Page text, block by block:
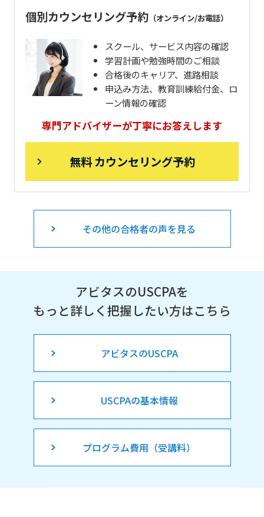
個別カウンセリング予約（オンライン/お電話）
スクール、サービス内容の確認
学習計画や勉強時間のご相談
合格後のキャリア、進路相談
申込み方法、教育訓練給付金、ロ
ーン情報の確認
専門アドバイザーが丁寧にお答えします
無料 カウンセリング予約
その他の合格者の声を見る
アビタスのUSCPAを
もっと詳しく把握したい方はこちら
アビタスのUSCPA
USCPAの基本情報
プログラム費用（受講料）